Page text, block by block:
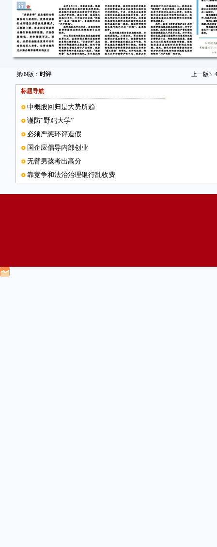
第09版： 时评 上一版3 4
标题导航
中概股回归是大势所趋
谨防“野鸡大学”
必须严惩环评造假
国企应倡导内部创业
无臂男孩考出高分
靠竞争和法治治理银行乱收费